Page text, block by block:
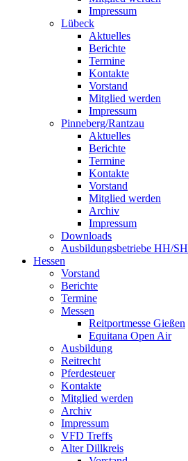
Impressum
Lübeck
Aktuelles
Berichte
Termine
Kontakte
Vorstand
Mitglied werden
Impressum
Pinneberg/Rantzau
Aktuelles
Berichte
Termine
Kontakte
Vorstand
Mitglied werden
Archiv
Impressum
Downloads
Ausbildungsbetriebe HH/SH
Hessen
Vorstand
Berichte
Termine
Messen
Reitportmesse Gießen
Equitana Open Air
Ausbildung
Reitrecht
Pferdesteuer
Kontakte
Mitglied werden
Archiv
Impressum
VFD Treffs
Alter Dillkreis